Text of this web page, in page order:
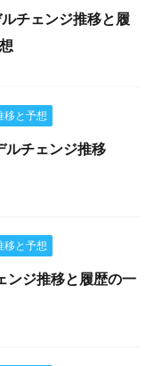
チェンジ推移と履
移と予想
ルチェンジ推移
移と予想
ンジ推移と履歴の一